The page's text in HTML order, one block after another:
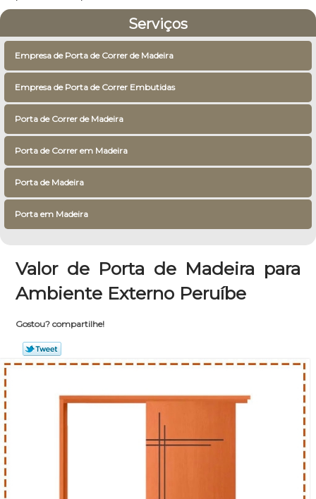
Serviços
Empresa de Porta de Correr de Madeira
Empresa de Porta de Correr Embutidas
Porta de Correr de Madeira
Porta de Correr em Madeira
Porta de Madeira
Porta em Madeira
Valor de Porta de Madeira para
Ambiente Externo Peruíbe
Gostou? compartilhe!